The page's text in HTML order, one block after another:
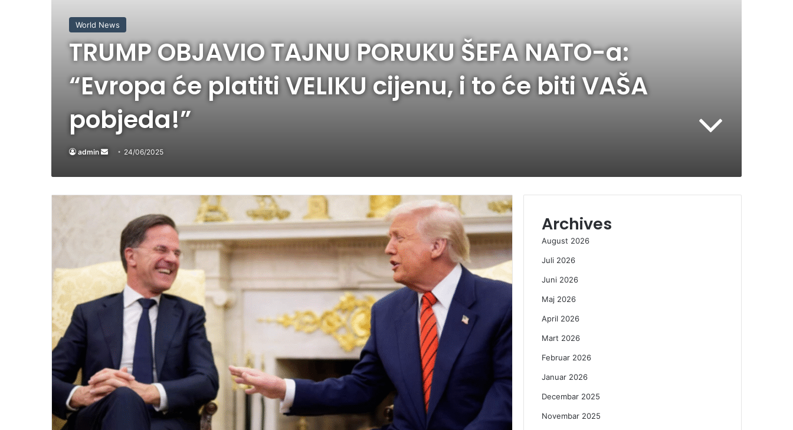
World News
TRUMP OBJAVIO TAJNU PORUKU ŠEFA NATO-a:
“Evropa će platiti VELIKU cijenu, i to će biti VAŠA
pobjeda!”
admin
Send24/06/2025
Archives
August 2026
Juli 2026
Juni 2026
Maj 2026
April 2026
Mart 2026
Februar 2026
Januar 2026
Decembar 2025
Novembar 2025